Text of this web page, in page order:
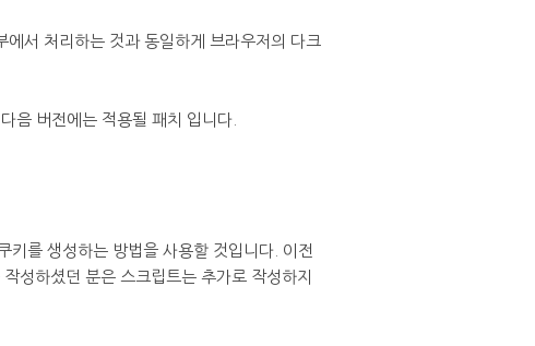
서 처리하는 것과 동일하게 브라우저의 다크
음 버전에는 적용될 패치 입니다.
키를 생성하는 방법을 사용할 것입니다. 이전
작성하셨던 분은 스크립트는 추가로 작성하지